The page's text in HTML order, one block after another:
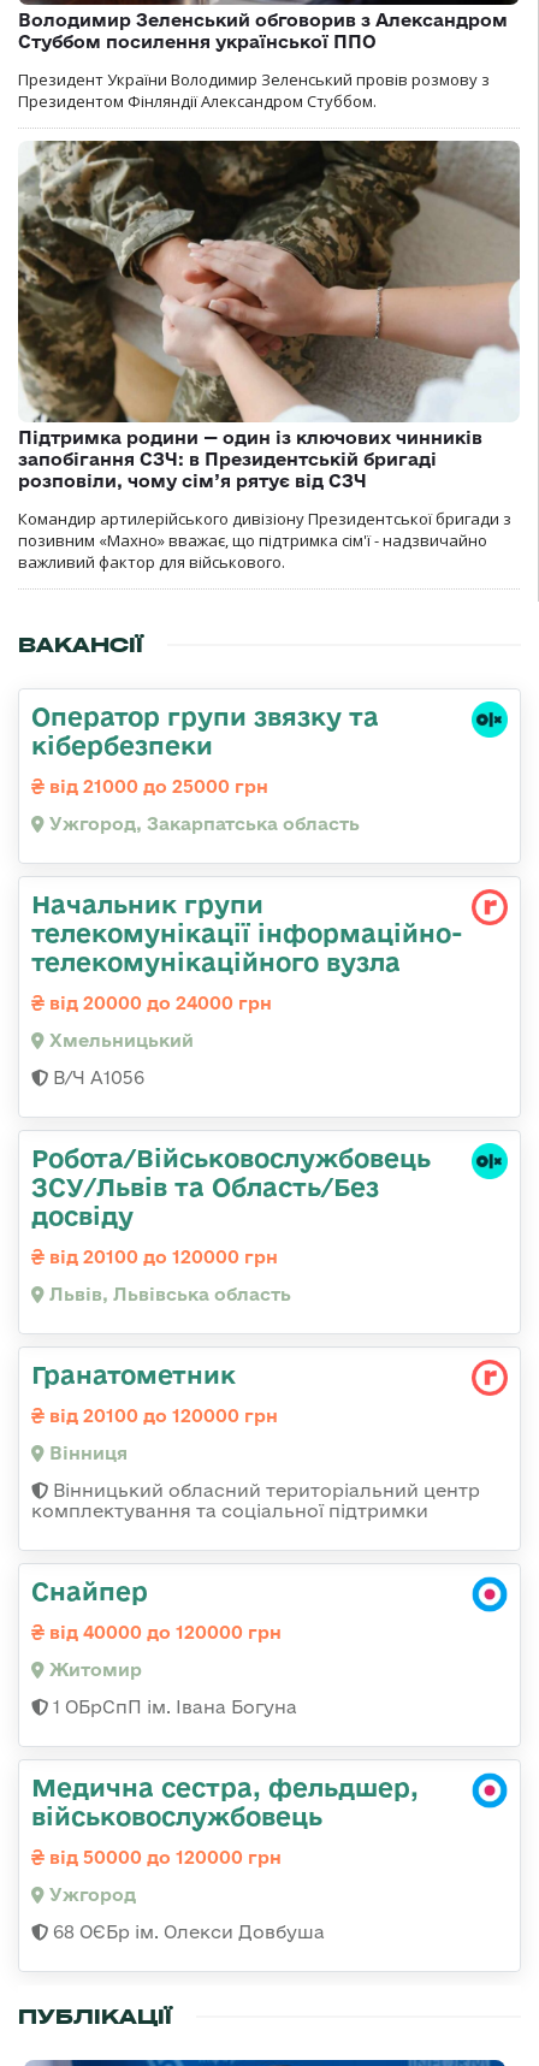
Володимир Зеленський обговорив з Александром
Стуббом посилення української ППО
Президент України Володимир Зеленський провів розмову з
Президентом Фінляндії Александром Стуббом.
Підтримка родини — один із ключових чинників
запобігання СЗЧ: в Президентській бригаді
розповіли, чому сім’я рятує від СЗЧ
Командир артилерійського дивізіону Президентської бригади з
позивним «Махно» вважає, що підтримка сім'ї - надзвичайно
важливий фактор для військового.
ВАКАНСІЇ
Оператор групи звязку та
кібербезпеки
від 21000 до 25000 грн
Ужгород, Закарпатська область
Начальник групи
телекомунікації інформаційно-
телекомунікаційного вузла
від 20000 до 24000 грн
Хмельницький
В/Ч А1056
Робота/Військовослужбовець
ЗСУ/Львів та Область/Без
досвіду
від 20100 до 120000 грн
Львів, Львівська область
Гранатометник
від 20100 до 120000 грн
Вінниця
Вінницький обласний територіальний центр
комплектування та соціальної підтримки
Снайпер
від 40000 до 120000 грн
Житомир
1 ОБрСпП ім. Івана Богуна
Медична сестра, фельдшер,
військовослужбовець
від 50000 до 120000 грн
Ужгород
68 ОЄБр ім. Олекси Довбуша
ПУБЛІКАЦІЇ